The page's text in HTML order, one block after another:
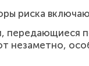
риска
передающиеся
незаметно,